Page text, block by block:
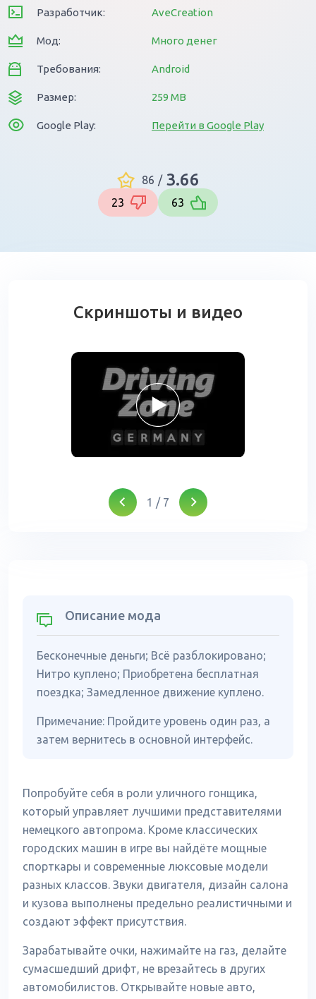
Разработчик: AveCreation
Мод: Много денег
Требования: Android
Размер: 259 MB
Google Play: Перейти в Google Play
86 / 3.66
23 63
Скриншоты и видео
1 / 7
Описание мода
Бесконечные деньги; Всё разблокировано;
Нитро куплено; Приобретена бесплатная
поездка; Замедленное движение куплено.
Примечание: Пройдите уровень один раз, а
затем вернитесь в основной интерфейс.
Попробуйте себя в роли уличного гонщика,
который управляет лучшими представителями
немецкого автопрома. Кроме классических
городских машин в игре вы найдёте мощные
спорткары и современные люксовые модели
разных классов. Звуки двигателя, дизайн салона
и кузова выполнены предельно реалистичными и
создают эффект присутствия.
Зарабатывайте очки, нажимайте на газ, делайте
сумасшедший дрифт, не врезайтесь в других
автомобилистов. Открывайте новые авто,